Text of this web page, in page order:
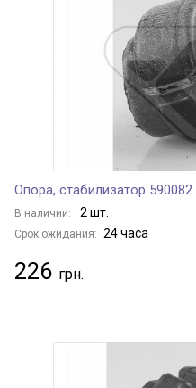
Опора, стабилизатор 590082
В наличии: 2 шт.
Срок ожидания: 24 часа
226